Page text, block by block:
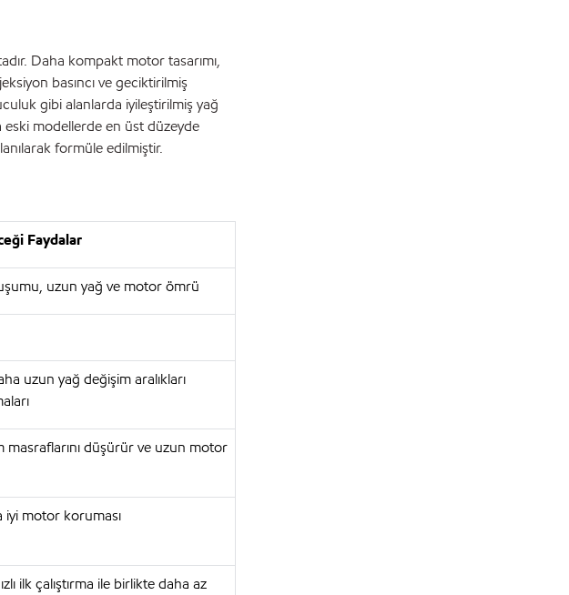
Daha kompakt motor tasarımı,
basıncı ve geciktirilmiş
gibi alanlarda iyileştirilmiş yağ
modellerde en üst düzeyde
formüle edilmiştir.
Faydalar
uzun yağ ve motor ömrü
uzun yağ değişim aralıkları
düşürür ve uzun motor
motor koruması
ilk çalıştırma ile birlikte daha az